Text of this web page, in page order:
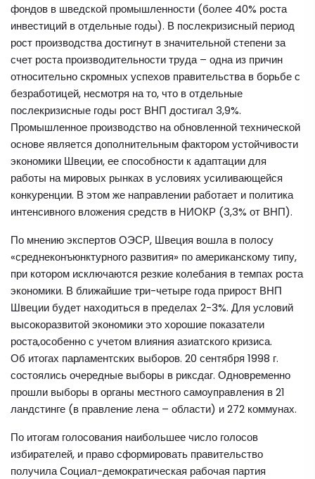
фондов в шведской промышленности (более 40% роста
инвестиций в отдельные годы). В послекризисный период
рост производства достигнут в значительной степени за
счет роста производительности труда – одна из причин
относительно скромных успехов правительства в борьбе с
безработицей, несмотря на то, что в отдельные
послекризисные годы рост ВНП достигал 3,9%.
Промышленное производство на обновленной технической
основе является дополнительным фактором устойчивости
экономики Швеции, ее способности к адаптации для
работы на мировых рынках в условиях усиливающейся
конкуренции. В этом же направлении работает и политика
интенсивного вложения средств в НИОКР (3,3% от ВНП).
По мнению экспертов ОЭСР, Швеция вошла в полосу
«среднеконъюнктурного развития» по американскому типу,
при котором исключаются резкие колебания в темпах роста
экономики. В ближайшие три-четыре года прирост ВНП
Швеции будет находиться в пределах 2-3%. Для условий
высокоразвитой экономики это хорошие показатели
роста,особенно с учетом влияния азиатского кризиса.
Об итогах парламентских выборов. 20 сентября 1998 г.
состоялись очередные выборы в риксдаг. Одновременно
прошли выборы в органы местного самоуправления в 21
ландстинге (в правление лена – области) и 272 коммунах.
По итогам голосования наибольшее число голосов
избирателей, и право сформировать правительство
получила Социал-демократическая рабочая партия